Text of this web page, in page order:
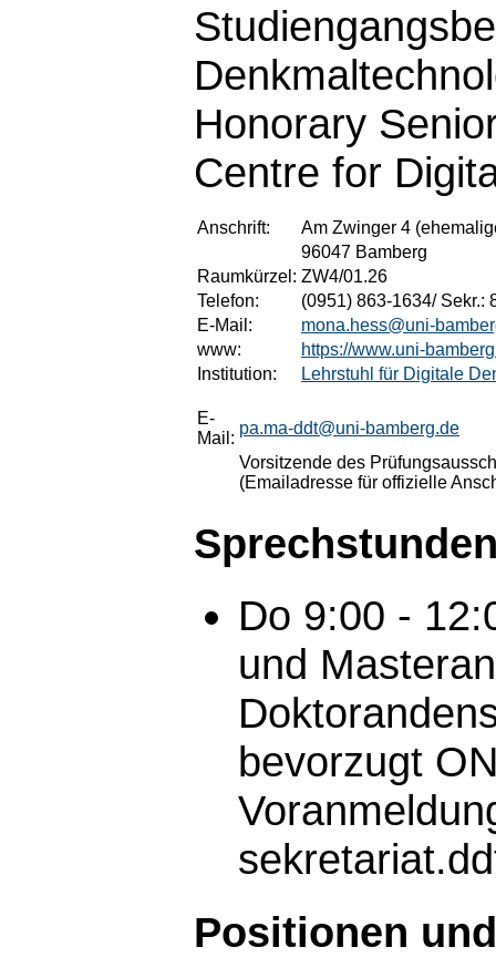
Honorary
Centre for
Anschrift:
Am Zwinger 4
96047 Bamberg
Raumkürzel: ZW4/01.26
Telefon:
(0951) 863-1634/ Sekr.:
E-Mail:
mona.hess@uni-
www:
https://www.uni-
Institution:
Lehrstuhl für Digitale
E-
Mail:
pa.ma-ddt@uni-bamberg.de
Vorsitzende des
(Emailadresse für offizielle
Do 9:00 -
und
bevorzugt
Positionen